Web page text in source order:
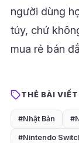
người dùng
túy, chứ
mua rẻ bán
THẺ BÀI VIẾT
#Nhật Bản
#Nintendo